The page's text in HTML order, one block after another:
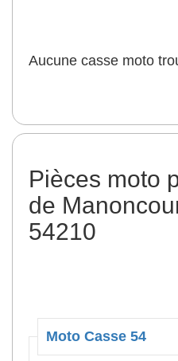
Aucune casse moto
Pièces moto
de
54210
Moto Casse 54